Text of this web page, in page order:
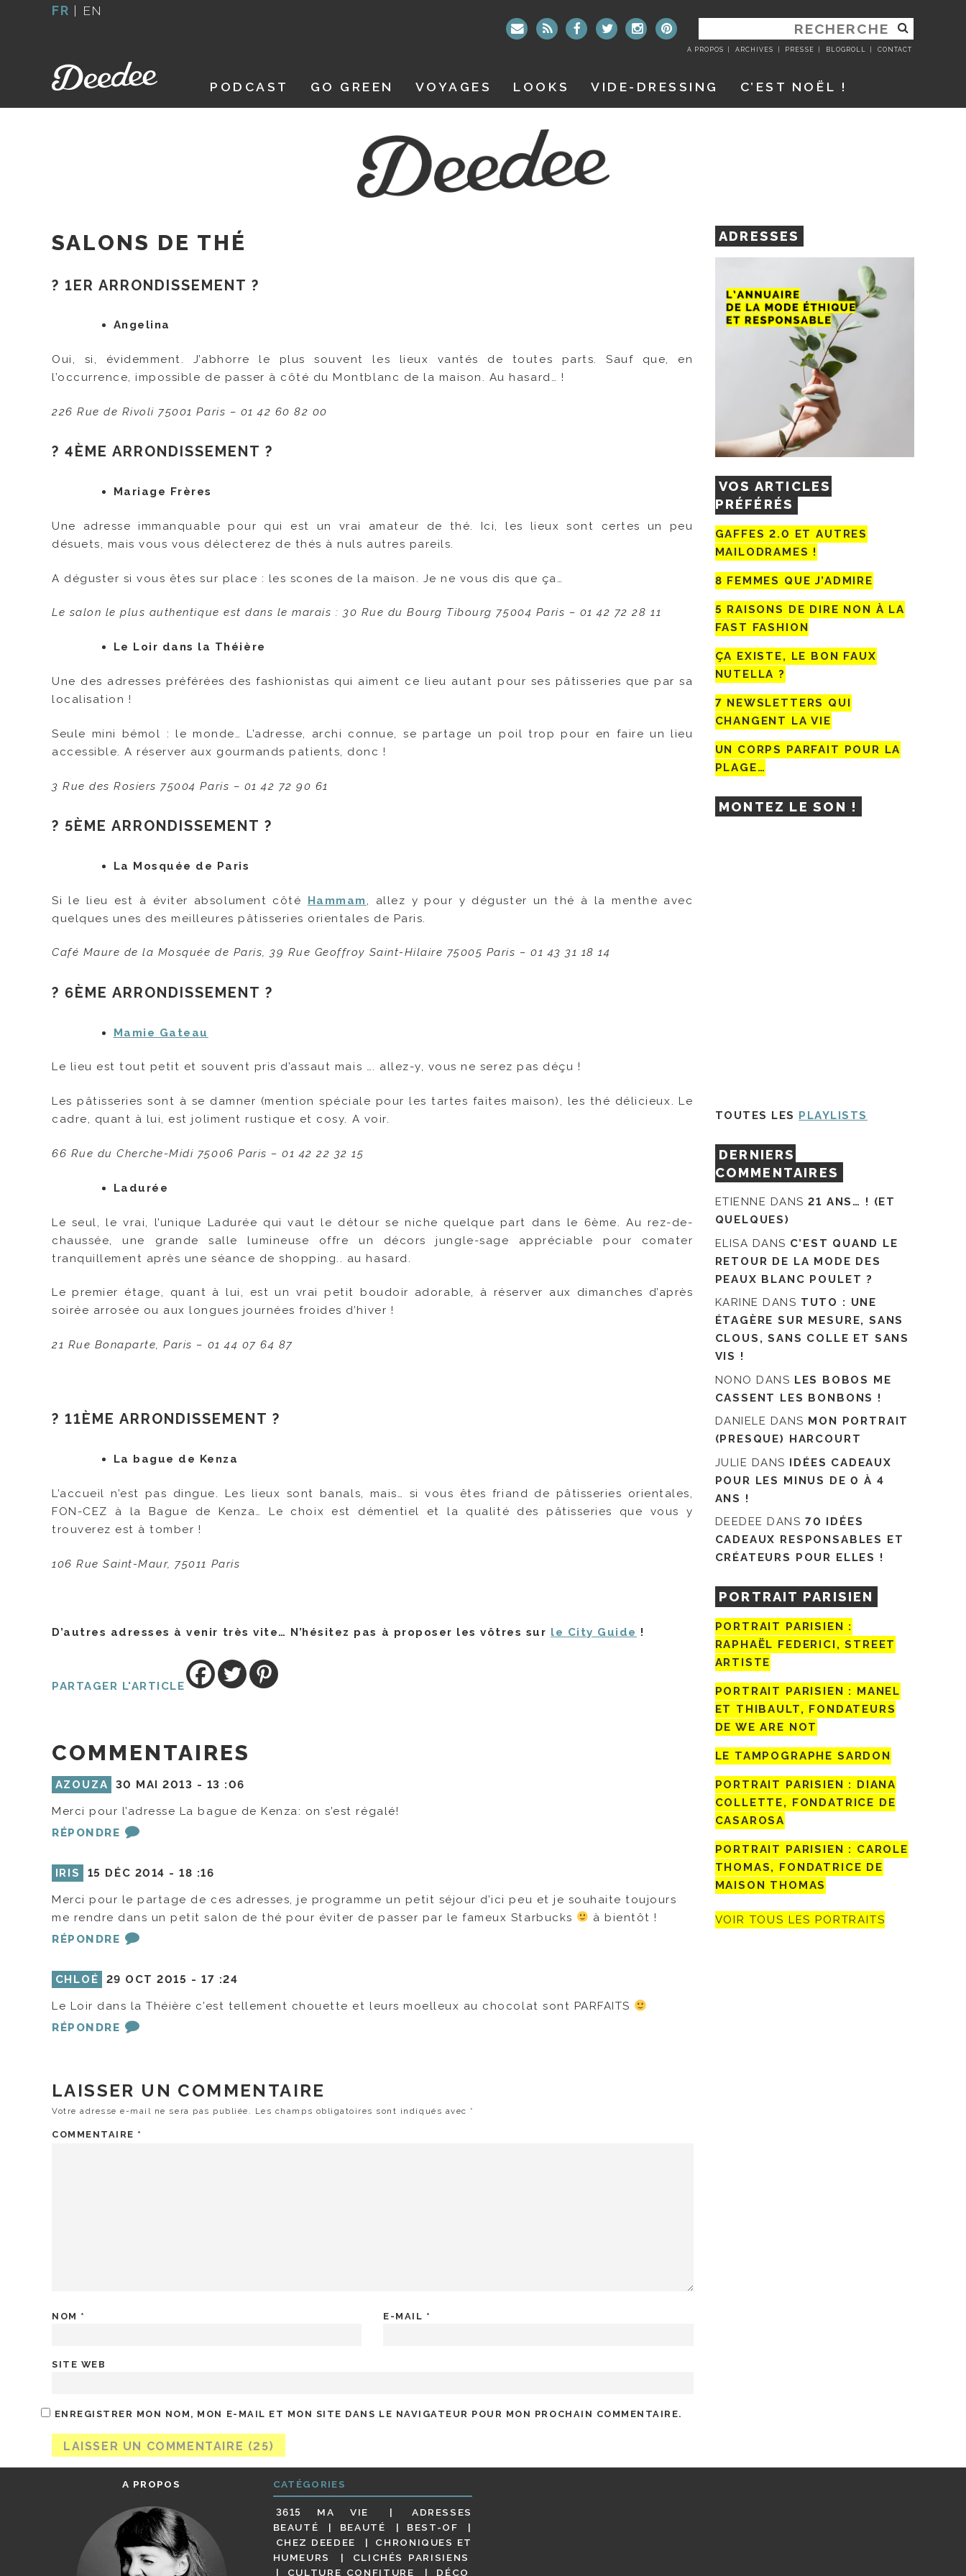
FR | EN
RECHERCHER
:
A PROPOS ARCHIVES PRESSE BLOGROLL CONTACT
PODCAST GO GREEN VOYAGES LOOKS VIDE-DRESSING C’EST NOËL !
SALONS DE THÉ
? 1ER ARRONDISSEMENT ?
Angelina
Oui, si, évidemment. J’abhorre le plus souvent les lieux vantés de toutes parts. Sauf que, en
l’occurrence, impossible de passer à côté du Montblanc de la maison. Au hasard… !
226 Rue de Rivoli 75001 Paris – 01 42 60 82 00
? 4ÈME ARRONDISSEMENT ?
Mariage Frères
Une adresse immanquable pour qui est un vrai amateur de thé. Ici, les lieux sont certes un peu
désuets, mais vous vous délecterez de thés à nuls autres pareils.
A déguster si vous êtes sur place : les scones de la maison. Je ne vous dis que ça…
Le salon le plus authentique est dans le marais : 30 Rue du Bourg Tibourg 75004 Paris – 01 42 72 28 11
Le Loir dans la Théière
Une des adresses préférées des fashionistas qui aiment ce lieu autant pour ses pâtisseries que par sa
localisation !
Seule mini bémol : le monde… L’adresse, archi connue, se partage un poil trop pour en faire un lieu
accessible. A réserver aux gourmands patients, donc !
3 Rue des Rosiers 75004 Paris – 01 42 72 90 61
? 5ÈME ARRONDISSEMENT ?
La Mosquée de Paris
Si le lieu est à éviter absolument côté Hammam
, allez y pour y déguster un thé à la menthe avec
quelques unes des meilleures pâtisseries orientales de Paris.
Café Maure de la Mosquée de Paris, 39 Rue Geoffroy Saint-Hilaire 75005 Paris – 01 43 31 18 14
? 6ÈME ARRONDISSEMENT ?
Mamie Gateau
Le lieu est tout petit et souvent pris d’assaut mais …. allez-y, vous ne serez pas déçu !
Les pâtisseries sont à se damner (mention spéciale pour les tartes faites maison), les thé délicieux. Le
cadre, quant à lui, est joliment rustique et cosy. A voir.
66 Rue du Cherche-Midi 75006 Paris – 01 42 22 32 15
Ladurée
Le seul, le vrai, l’unique Ladurée qui vaut le détour se niche quelque part dans le 6ème. Au rez-de-
chaussée, une grande salle lumineuse offre un décors jungle-sage appréciable pour comater
tranquillement après une séance de shopping.. au hasard.
Le premier étage, quant à lui, est un vrai petit boudoir adorable, à réserver aux dimanches d’après
soirée arrosée ou aux longues journées froides d’hiver !
21 Rue Bonaparte, Paris – 01 44 07 64 87
? 11ÈME ARRONDISSEMENT ?
La bague de Kenza
L’accueil n’est pas dingue. Les lieux sont banals, mais… si vous êtes friand de pâtisseries orientales,
FON-CEZ à la Bague de Kenza… Le choix est démentiel et la qualité des pâtisseries que vous y
trouverez est à tomber !
106 Rue Saint-Maur, 75011 Paris
D’autres adresses à venir très vite… N’hésitez pas à proposer les vôtres sur le City Guide !
PARTAGER L'ARTICLE
COMMENTAIRES
AZOUZA 30 MAI 2013 - 13 :06
Merci pour l’adresse La bague de Kenza: on s’est régalé!
RÉPONDRE
IRIS 15 DÉC 2014 -18 :16
Merci pour le partage de ces adresses, je programme un petit séjour d’ici peu et je souhaite toujours
me rendre dans un petit salon de thé pour éviter de passer par le fameux Starbucks
à bientôt !
RÉPONDRE
CHLOÉ 29 OCT 2015 -17 :24
Le Loir dans la Théière c’est tellement chouette et leurs moelleux au chocolat sont PARFAITS
RÉPONDRE
LAISSER UN COMMENTAIRE
Votre adresse e-mail ne sera pas publiée. Les champs obligatoires sont indiqués avec *
COMMENTAIRE *
NOM * E-MAIL *
SITE WEB
ENREGISTRER MON NOM, MON E-MAIL ET MON SITE DANS LE NAVIGATEUR POUR MON PROCHAIN COMMENTAIRE.
ADRESSES
VOS ARTICLES
PRÉFÉRÉS
GAFFES 2.0 ET AUTRES
MAILODRAMES !
8 FEMMES QUE J’ADMIRE
5 RAISONS DE DIRE NON À LA
FAST FASHION
ÇA EXISTE, LE BON FAUX
NUTELLA ?
7 NEWSLETTERS QUI
CHANGENT LA VIE
UN CORPS PARFAIT POUR LA
PLAGE…
MONTEZ LE SON !
TOUTES LES PLAYLISTS
DERNIERS
COMMENTAIRES
ETIENNE DANS21 ANS… ! (ET
QUELQUES)
ELISA DANS C’EST QUAND LE
RETOUR DE LA MODE DES
PEAUX BLANC POULET ?
KARINE DANS TUTO : UNE
ÉTAGÈRE SUR MESURE, SANS
CLOUS, SANS COLLE ET SANS
VIS !
NONO DANS LES BOBOS ME
CASSENT LES BONBONS !
DANIELE DANS MON PORTRAIT
(PRESQUE) HARCOURT
JULIE DANS IDÉES CADEAUX
POUR LES MINUS DE 0 À 4
ANS !
DEEDEE DANS 70 IDÉES
CADEAUX RESPONSABLES ET
CRÉATEURS POUR ELLES !
PORTRAIT PARISIEN
PORTRAIT PARISIEN :
RAPHAËL FEDERICI, STREET
ARTISTE
PORTRAIT PARISIEN : MANEL
ET THIBAULT, FONDATEURS
DE WE ARE NOT
LE TAMPOGRAPHE SARDON
PORTRAIT PARISIEN : DIANA
COLLETTE, FONDATRICE DE
CASAROSA
PORTRAIT PARISIEN : CAROLE
THOMAS, FONDATRICE DE
MAISON THOMAS
VOIR TOUS LES PORTRAITS
A PROPOS CATÉGORIES
3615 MA VIE
ADRESSES
BEAUTÉ
BEAUTÉ
BEST-OF
CHEZ DEEDEE
CHRONIQUES ET
HUMEURS
CLICHÉS PARISIENS
CULTURE CONFITURE
DÉCO